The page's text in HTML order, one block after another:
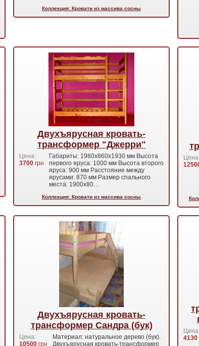
Коллекция: Кровати из массива сосны
Двухъярусная кровать-
трансформер "Джерри"
Цена:
3700 грн
Габариты: 1980x860x1930 мм Высота
первого яруса: 1000 мм Высота второго
яруса: 900 мм Расстояние между
ярусами: 870 мм Размер спального
места: 1900x80…
Коллекция: Кровати из массива сосны
Двухъярусная кровать-
трансформер Сандра (бук)
Цена:
10500 грн
Материал: натуральное дерево (бук).
Двухъярусная кровать-трансформер
4130